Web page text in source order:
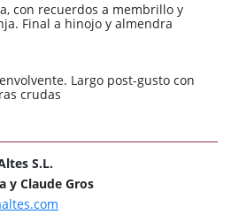
con recuerdos a membrillo y
Final a hinojo y almendra
Largo post-gusto con
crudas
S.L.
y Claude Gros